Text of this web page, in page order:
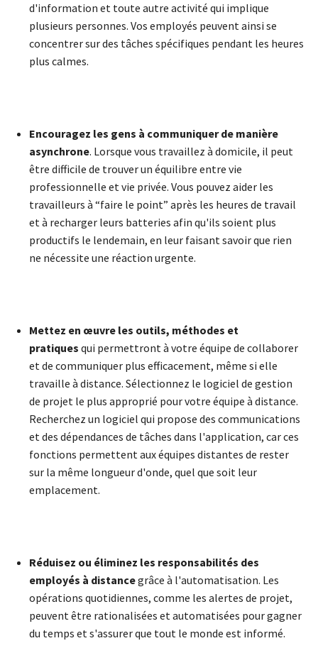
d'information et toute autre activité qui implique
plusieurs personnes. Vos employés peuvent ainsi se
concentrer sur des tâches spécifiques pendant les heures
plus calmes.
Encouragez les gens à communiquer de manière
asynchrone. Lorsque vous travaillez à domicile, il peut
être difficile de trouver un équilibre entre vie
professionnelle et vie privée. Vous pouvez aider les
travailleurs à “faire le point” après les heures de travail
et à recharger leurs batteries afin qu'ils soient plus
productifs le lendemain, en leur faisant savoir que rien
ne nécessite une réaction urgente.
Mettez en œuvre les outils, méthodes et
pratiques qui permettront à votre équipe de collaborer
et de communiquer plus efficacement, même si elle
travaille à distance. Sélectionnez le logiciel de gestion
de projet le plus approprié pour votre équipe à distance.
Recherchez un logiciel qui propose des communications
et des dépendances de tâches dans l'application, car ces
fonctions permettent aux équipes distantes de rester
sur la même longueur d'onde, quel que soit leur
emplacement.
Réduisez ou éliminez les responsabilités des
employés à distancegrâce à l'automatisation. Les
opérations quotidiennes, comme les alertes de projet,
peuvent être rationalisées et automatisées pour gagner
du temps et s'assurer que tout le monde est informé.